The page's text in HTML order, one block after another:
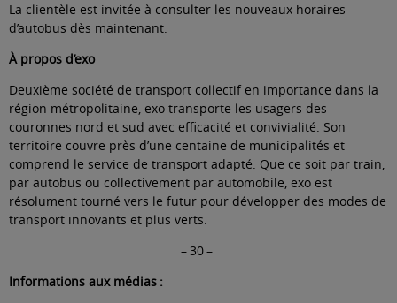
La clientèle est invitée à consulter les nouveaux horaires
d’autobus dès maintenant.
À propos d’exo
Deuxième société de transport collectif en importance dans la
région métropolitaine, exo transporte les usagers des
couronnes nord et sud avec efficacité et convivialité. Son
territoire couvre près d’une centaine de municipalités et
comprend le service de transport adapté. Que ce soit par train,
par autobus ou collectivement par automobile, exo est
résolument tourné vers le futur pour développer des modes de
transport innovants et plus verts.
– 30 –
Informations aux médias :